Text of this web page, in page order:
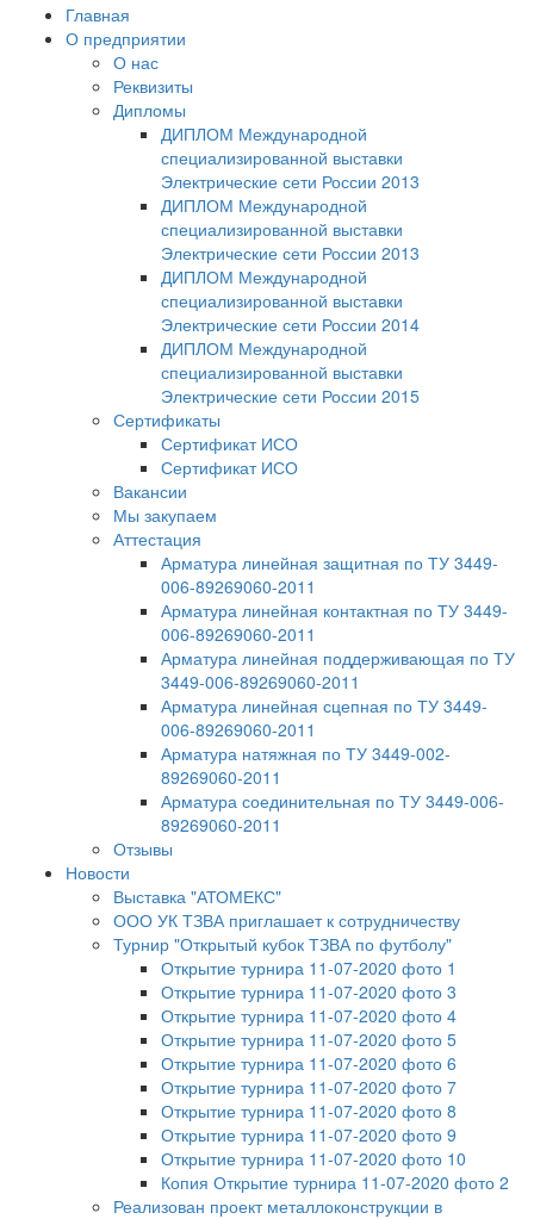
Главная
О предприятии
О нас
Реквизиты
Дипломы
ДИПЛОМ Международной
специализированной выставки
Электрические сети России 2013
ДИПЛОМ Международной
специализированной выставки
Электрические сети России 2013
ДИПЛОМ Международной
специализированной выставки
Электрические сети России 2014
ДИПЛОМ Международной
специализированной выставки
Электрические сети России 2015
Сертификаты
Сертификат ИСО
Сертификат ИСО
Вакансии
Мы закупаем
Аттестация
Арматура линейная защитная по ТУ 3449-
006-89269060-2011
Арматура линейная контактная по ТУ 3449-
006-89269060-2011
Арматура линейная поддерживающая по ТУ
3449-006-89269060-2011
Арматура линейная сцепная по ТУ 3449-
006-89269060-2011
Арматура натяжная по ТУ 3449-002-
89269060-2011
Арматура соединительная по ТУ 3449-006-
89269060-2011
Отзывы
Новости
Выставка "АТОМЕКС"
ООО УК ТЗВА приглашает к сотрудничеству
Турнир "Открытый кубок ТЗВА по футболу"
Открытие турнира 11-07-2020 фото 1
Открытие турнира 11-07-2020 фото 3
Открытие турнира 11-07-2020 фото 4
Открытие турнира 11-07-2020 фото 5
Открытие турнира 11-07-2020 фото 6
Открытие турнира 11-07-2020 фото 7
Открытие турнира 11-07-2020 фото 8
Открытие турнира 11-07-2020 фото 9
Открытие турнира 11-07-2020 фото 10
Копия Открытие турнира 11-07-2020 фото 2
Реализован проект металлоконструкции в